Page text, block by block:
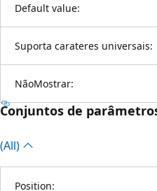
Default value:
Suporta carateres universais:
NãoMostrar:
Conjuntos de
(All)
Position: